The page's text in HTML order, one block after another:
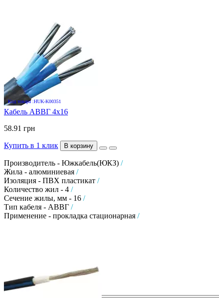
Код товара :HUK-K00351
Кабель АВВГ 4х16
58.91 грн
Купить в 1 клик В корзину
Производитель - Южкабель(ЮКЗ) /
Жила - алюминиевая /
Изоляция - ПВХ пластикат /
Количество жил - 4 /
Сечение жилы, мм - 16 /
Тип кабеля - АВВГ /
Применение - прокладка стационарная /